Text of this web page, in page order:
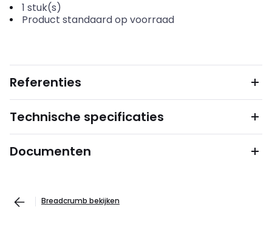
1 stuk(s)
Product standaard op voorraad
Referenties
Technische specificaties
Documenten
Breadcrumb bekijken